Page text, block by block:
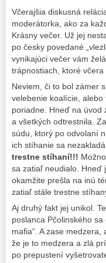
Včerajšia diskusná
moderátorka, ako za
Krásny večer. Už jej
po česky povedané
vynikajúci večer vám
trápnostiach, ktoré včera
Neviem, či to bol zámer
velebenie koalície,
poriadne. Hneď na úvod
a všetkých odtrestnila.
súdu, ktorý po odvolaní
ich stíhanie sa
trestne stíhaní!!!
sa zatiaľ neudialo. Hneď
okamžite prešla na inú
zatiaľ stále trestne
Aj druhý fakt jej unikol.
poslanca Pčolinského
mafia“. A zase
že je to medzera a zlá
po prepustení